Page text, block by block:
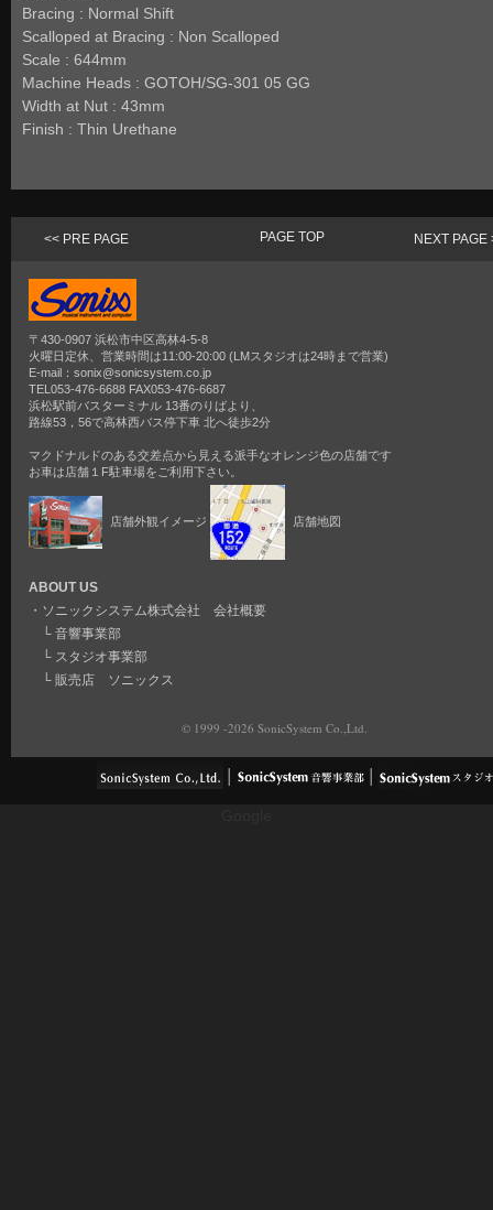
Bracing : Normal Shift
Scalloped at Bracing : Non Scalloped
Scale : 644mm
Machine Heads : GOTOH/SG-301 05 GG
Width at Nut : 43mm
Finish : Thin Urethane
<< PRE PAGE NEXT PAGE
PAGE TOP
〒430-0907 浜松市中区高林4-5-8
火曜日定休、営業時間は11:00-20:00 (LMスタジオは24時まで営業)
E-mail：sonix@sonicsystem.co.jp
TEL053-476-6688 FAX053-476-6687
浜松駅前バスターミナル 13番のりばより、
路線53，56で高林西バス停下車 北へ徒歩2分
マクドナルドのある交差点から見える派手なオレンジ色の店舗です
お車は店舗１F駐車場をご利用下さい。
店舗外観イメージ 店舗地図
ABOUT US
・ ソニックシステム株式会社 会社概要
└ 音響事業部
└ スタジオ事業部
└ 販売店 ソニックス
© 1999 -2026 SonicSystem Co.,Ltd.